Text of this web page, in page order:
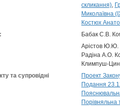
скликання)
Миколаївна
Костюх
Бабак С.В.
Арістов Ю.Ю.
Радіна А.О.
Климпуш-
та супровідні
Проект
Подання
Порівняльна